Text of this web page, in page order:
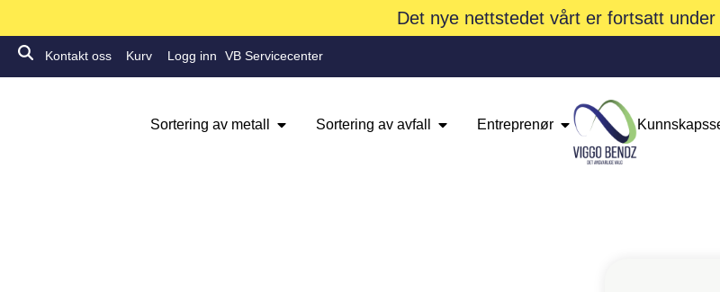
Det nye nettstedet vårt er fortsatt under
Kontakt oss Kurv Logg inn VB Servicecenter
Sortering av metall Sortering av avfall Entreprenør